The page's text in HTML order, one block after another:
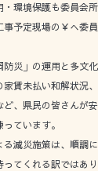
環境保護も委員会
事予定現場の￥へ委
災」の運用と多文
賃未払い和解状況
ど、県民の皆さんが
ています。
減災施策は、順調
てくれる訳ではあ